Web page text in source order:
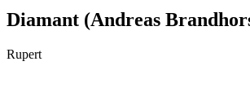
Diamant (Andreas
Rupert